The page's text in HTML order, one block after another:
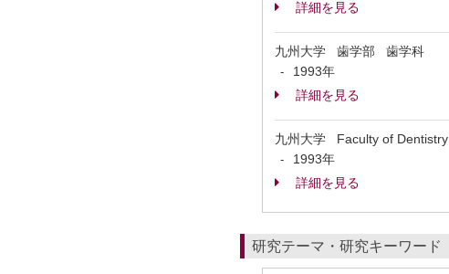
詳細を見る
九州大学 歯学部 歯学科
-
1993年
詳細を見る
九州大学 Faculty of Dentistry
-
1993年
詳細を見る
研究テーマ・研究キーワード